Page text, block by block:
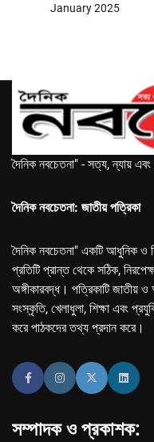
January 2025
দৈনিক নবচেতনা" - সত্য, ন্যায়
দৈনিক নবচেতনা: জাতীয় পত্রিকা
দৈনিক নবচেতনা" একটি আধুনিক ও
প্রতিটি প্রান্ত থেকে সঠিক,
অঙ্গীকারবদ্ধ। পত্রিকাটি জাতীয় ও
সংস্কৃতি, খেলাধুলা, শিক্ষা এবং
করে পাঠকদের তথ্য প্রদান করে।
সম্পাদক ও প্রকাশক: